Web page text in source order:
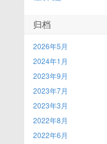
归档
2026年5月
2024年1月
2023年9月
2023年7月
2023年3月
2022年8月
2022年6月